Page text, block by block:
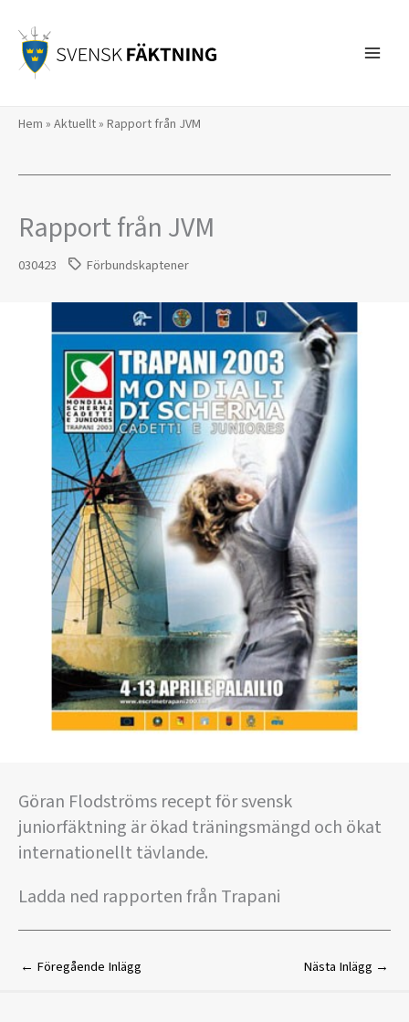
innehåll
Hem » Aktuellt» Rapport från JVM
Rapport från JVM
030423 Förbundskaptener
Göran Flodströms recept för svensk
juniorfäktning är ökad träningsmängd och ökat
internationellt tävlande.
Ladda ned rapporten från Trapani
← Föregående Inlägg Nästa Inlägg →